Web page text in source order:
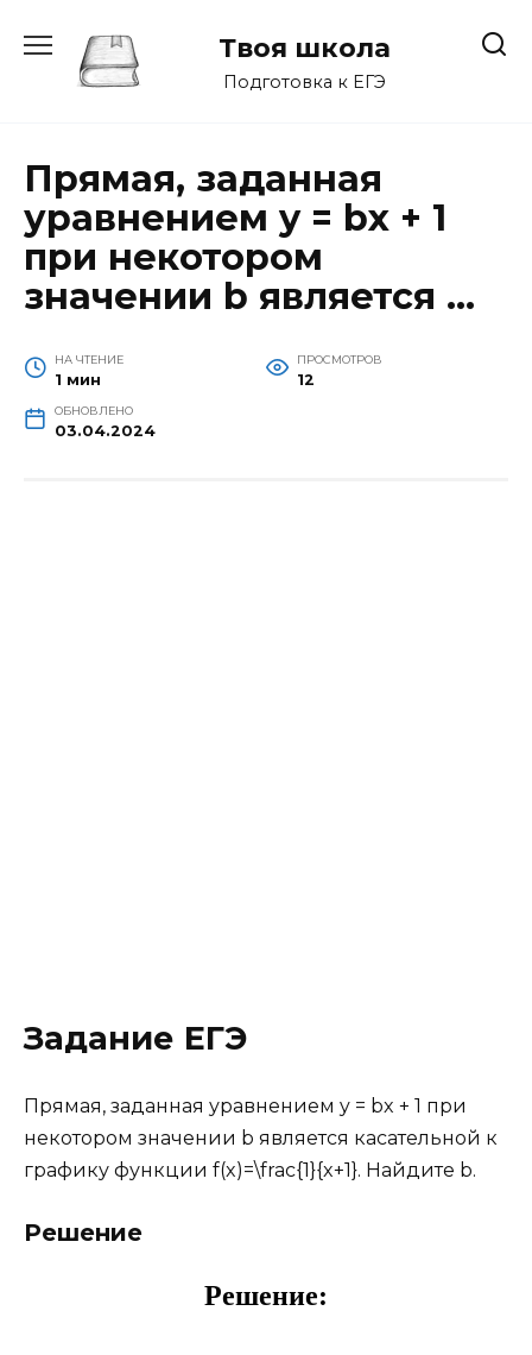
содержанию
Твоя школа
Подготовка к ЕГЭ
Прямая, заданная
уравнением y = bx + 1
при некотором
значении b является …
НА ЧТЕНИЕ
1 мин
ПРОСМОТРОВ
12
ОБНОВЛЕНО
03.04.2024
Задание ЕГЭ
Прямая, заданная уравнением y = bx + 1 при
некотором значении b является касательной к
графику функции f(x)=\frac{1}{x+1}. Найдите b.
Решение
Решение: